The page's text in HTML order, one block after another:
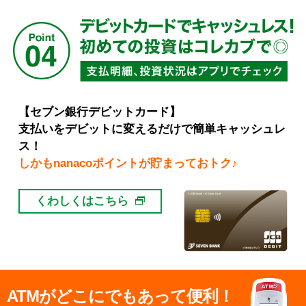
【セブン銀行デビットカード】
支払いをデビットに変えるだけで簡単キャッシュレ
ス！
しかもnanacoポイントが貯まっておトク♪
くわしくはこちら
ATMがどこにでもあって便利！